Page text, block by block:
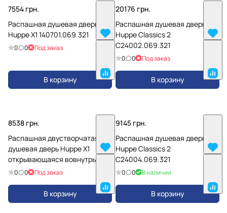
7554 грн.
Распашная душевая дверь
Huppe X1 140701.069.321
0 0 Под заказ
В корзину
20176 грн.
Распашная душевая дверь
Huppe Classics 2
C24002.069.321
0 0 Под заказ
В корзину
8538 грн.
Распашная двустворчатая
душевая дверь Huppe X1
открывающаяся вовнутрь и
наружу 140903.069.321
0 0 Под заказ
В корзину
9145 грн.
Распашная душевая дверь
Huppe Classics 2
C24004.069.321
0 0 В наличии
В корзину